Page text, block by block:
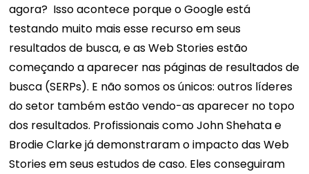
agora? Isso acontece porque o Google está
testando muito mais esse recurso em seus
resultados de busca, e as Web Stories estão
começando a aparecer nas páginas de resultados de
busca (SERPs). E não somos os únicos: outros líderes
do setor também estão vendo-as aparecer no topo
dos resultados. Profissionais como John Shehata e
Brodie Clarke já demonstraram o impacto das Web
Stories em seus estudos de caso. Eles conseguiram